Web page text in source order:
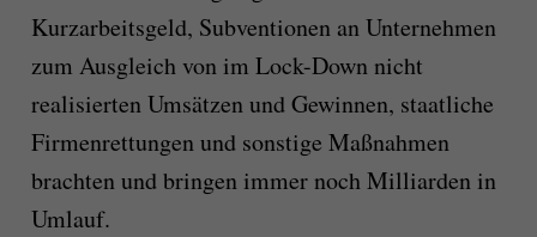
Kurzarbeitsgeld, Subventionen an Unternehmen
zum Ausgleich von im Lock-Down nicht
realisierten Umsätzen und Gewinnen, staatliche
Firmenrettungen und sonstige Maßnahmen
brachten und bringen immer noch Milliarden in
Umlauf.